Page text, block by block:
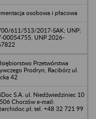
osobowa i płacowa
611/513/2017-SAK; UNP:
00054755, UNP 2026-
Przetwórstwa
Prodryn, Racibórz ul.
42
S.A. ul. Niedźwiedziniec 10
Chorzów e-mail:
tel. +48 32 721 99